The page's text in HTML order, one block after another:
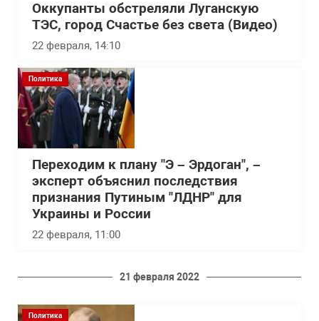
Оккупанты обстреляли Луганскую
ТЭС, город Счастье без света (Видео)
22 февраля, 14:10
Политика
Переходим к плану "Э – Эрдоган", –
эксперт объяснил последствия
признания Путиным "ЛДНР" для
Украины и России
22 февраля, 11:00
21 февраля 2022
Политика